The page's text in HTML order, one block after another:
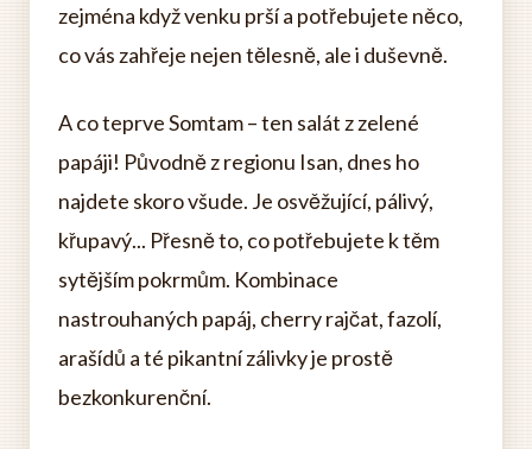
zejména když venku prší a potřebujete něco,
co vás zahřeje nejen tělesně, ale i duševně.
A co teprve Somtam – ten salát z zelené
papáji! Původně z regionu Isan, dnes ho
najdete skoro všude. Je osvěžující, pálivý,
křupavý... Přesně to, co potřebujete k těm
sytějším pokrmům. Kombinace
nastrouhaných papáj, cherry rajčat, fazolí,
arašídů a té pikantní zálivky je prostě
bezkonkurenční.